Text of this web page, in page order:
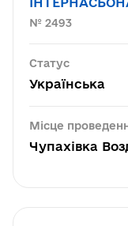
№ 2493
Статус
Українська
Місце
Чупахівка